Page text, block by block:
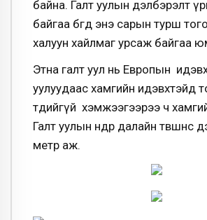
байна. Галт уулын дэлбэрэлт
байгаа бөгөөд энэ сарын турш
халуун хайлмаг урсаж байгаа
Этна галт уул нь Европын
уулуудаас хамгийн идэвхтэйд
төдийгүй хэмжээгээрээ ч
Галт уулын өндөр далайн
метр аж.